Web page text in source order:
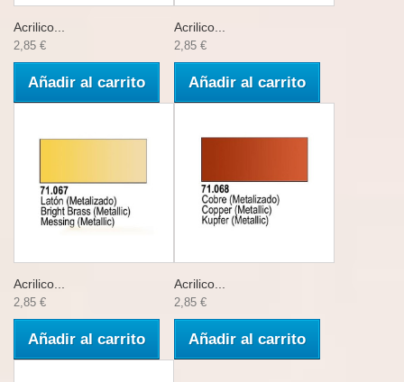
Acrilico...
2,85 €
Añadir al carrito
Acrilico...
2,85 €
Añadir al carrito
Acrilico...
2,85 €
Añadir al carrito
Acrilico...
2,85 €
Añadir al carrito